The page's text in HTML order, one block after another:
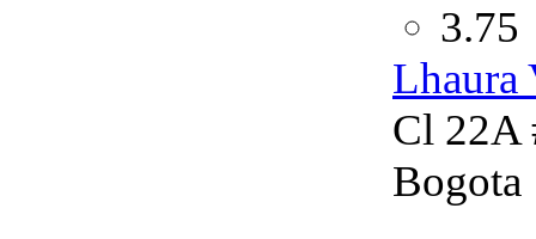
3.75
Lhaura
Cl 22A
Bogota